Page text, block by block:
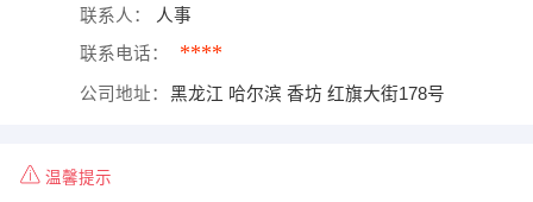
联系人： 人事
联系电话： ****
公司地址： 黑龙江 哈尔滨 香坊 红旗大街178号
温馨提示